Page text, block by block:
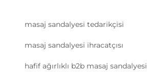
masaj sandalyesi tedarikçisi
masaj sandalyesi ihracatçısı
hafif ağırlıklı b2b masaj sandalyesi